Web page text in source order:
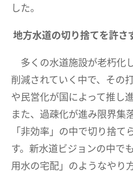
した。
地方水道の切り捨てを許さ
多くの水道施設が老朽化
削減されていく中で、その
や民営化が国によって推し
また、過疎化が進み限界集
「非効率」の中で切り捨て
す。新水道ビジョンの中で
用水の宅配」のようなやり